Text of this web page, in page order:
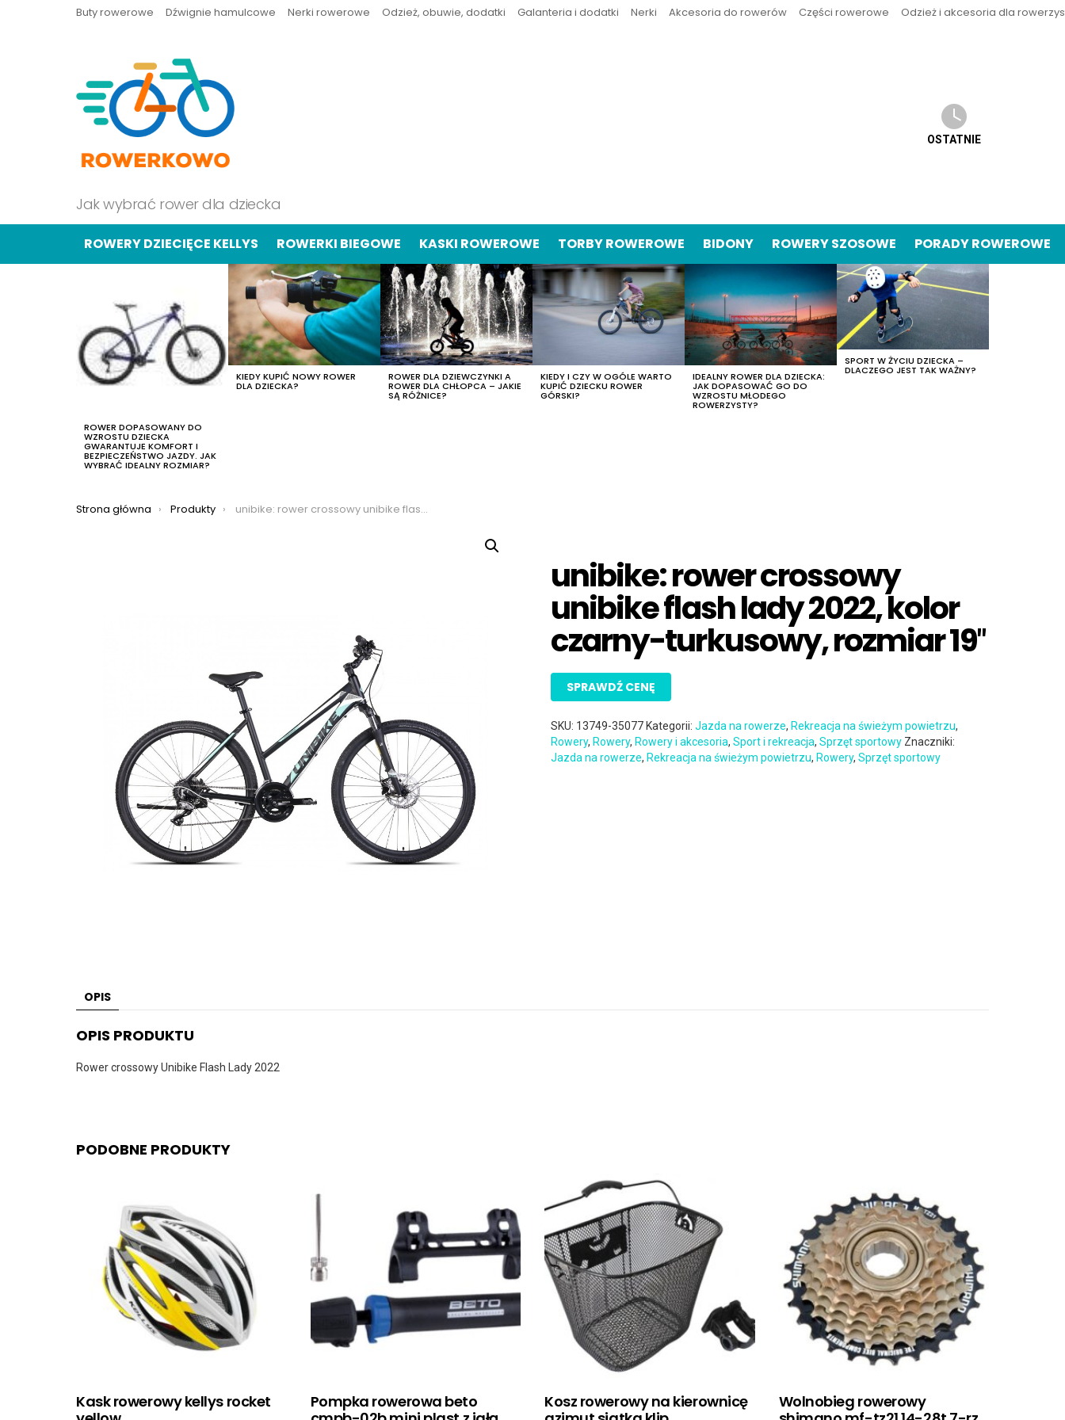
Buty rowerowe Dźwignie hamulcowe Nerki rowerowe Odzież, obuwie, dodatki Galanteria i dodatki Nerki Akcesoria do rowerów Części rowerowe Odzież i akcesoria dla
Jak wybrać rower dla dziecka
OSTATNIE
ROWERY DZIECIĘCE KELLYS ROWERKI BIEGOWE KASKI ROWEROWE TORBY ROWEROWE BIDONY ROWERY SZOSOWE PORADY ROWEROWE
ROWER DOPASOWANY DO
WZROSTU DZIECKA
GWARANTUJE KOMFORT I
BEZPIECZEŃSTWO JAZDY. JAK
WYBRAĆ IDEALNY ROZMIAR?
KIEDY KUPIĆ NOWY ROWER
DLA DZIECKA?
ROWER DLA DZIEWCZYNKI A
ROWER DLA CHŁOPCA – JAKIE
SĄ RÓŻNICE?
KIEDY I CZY W OGÓLE WARTO
KUPIĆ DZIECKU ROWER
GÓRSKI?
IDEALNY ROWER DLA DZIECKA:
JAK DOPASOWAĆ GO DO
WZROSTU MŁODEGO
ROWERZYSTY?
SPORT W ŻYCIU DZIECKA –
DLACZEGO JEST TAK WAŻNY?
Jesteś tutaj:
Strona główna Produkty unibike: rower crossowy unibike flash lady 2022, kolor czarny-turkusowy, rozmiar 19″
unibike: rower crossowy
unibike flash lady 2022, kolor
czarny-turkusowy, rozmiar 19″
SPRAWDŹ CENĘ
SKU: 13749-35077 Kategorii:Jazda na rowerze, Rekreacja na świeżym powietrzu,
Rowery, Rowery, Rowery i akcesoria,Sport i rekreacja,Sprzęt sportowy Znaczniki:
Jazda na rowerze, Rekreacja na świeżym powietrzu, Rowery,Sprzęt sportowy
OPIS
OPIS PRODUKTU
Rower crossowy Unibike Flash Lady 2022
PODOBNE PRODUKTY
Kask rowerowy kellys rocket
Pompka rowerowa beto
Kosz rowerowy na kierownicę
Wolnobieg rowerowy